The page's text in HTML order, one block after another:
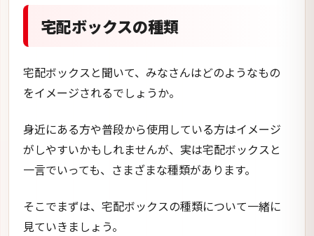
宅配ボックスの種類
宅配ボックスと聞いて、みなさんはどのようなもの
をイメージされるでしょうか。
身近にある方や普段から使用している方はイメージ
がしやすいかもしれませんが、実は宅配ボックスと
一言でいっても、さまざまな種類があります。
そこでまずは、宅配ボックスの種類について一緒に
見ていきましょう。